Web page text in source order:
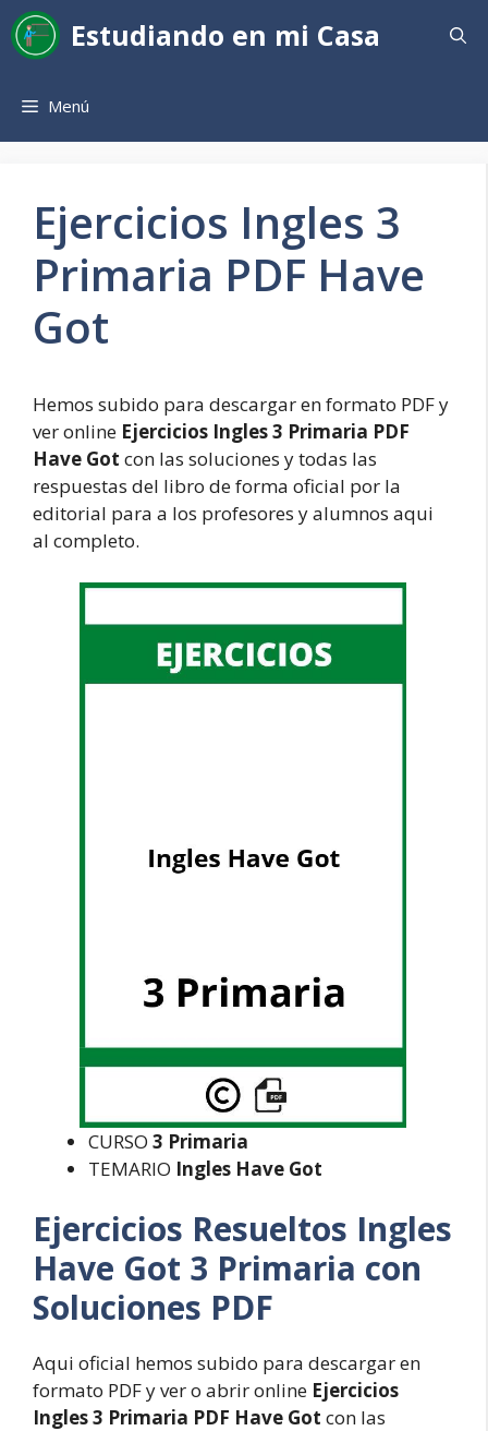
Saltar
al
contenido
Estudiando en mi Casa
Menú
Ejercicios Ingles 3
Primaria PDF Have
Got
Hemos subido para descargar en formato PDF y
ver online Ejercicios Ingles 3 Primaria PDF
Have Got con las soluciones y todas las
respuestas del libro de forma oficial por la
editorial para a los profesores y alumnos aqui
al completo.
CURSO 3 Primaria
TEMARIO Ingles Have Got
Ejercicios Resueltos Ingles
Have Got 3 Primaria con
Soluciones PDF
Aqui oficial hemos subido para descargar en
formato PDF y ver o abrir online Ejercicios
Ingles 3 Primaria PDF Have Got con las